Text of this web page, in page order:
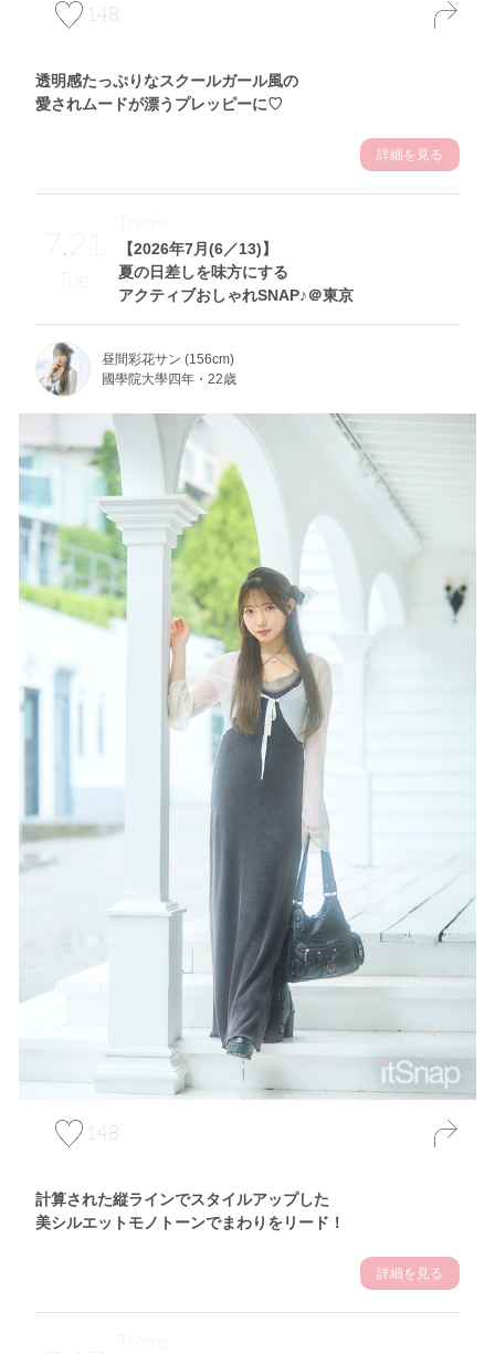
148
透明感たっぷりなスクールガール風の
愛されムードが漂うプレッピーに♡
詳細を見る
7.21
Tue
【2026年7月(6／13)】
夏の日差しを味方にする
アクティブおしゃれSNAP♪＠東京
Theme
昼間彩花サン (156cm)
國學院大學四年・22歳
148
計算された縦ラインでスタイルアップした
美シルエットモノトーンでまわりをリード！
詳細を見る
Theme